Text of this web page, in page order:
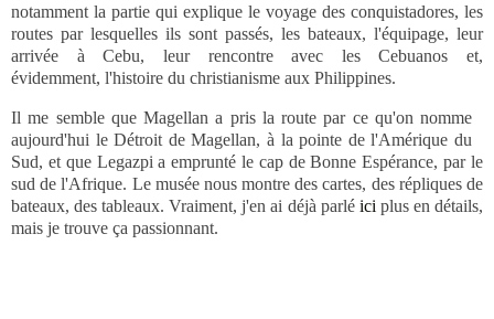
notamment la partie qui explique le voyage des conquistadores, les
routes par lesquelles ils sont passés, les bateaux, l'équipage, leur
arrivée à Cebu, leur rencontre avec les Cebuanos et,
évidemment, l'histoire du christianisme aux Philippines.
Il me semble que Magellan a pris la route par ce qu'on nomme
aujourd'hui le Détroit de Magellan, à la pointe de l'Amérique du
Sud, et que Legazpi a emprunté le cap de Bonne Espérance, par le
sud de l'Afrique. Le musée nous montre des cartes, des répliques de
bateaux, des tableaux. Vraiment, j'en ai déjà parlé ici plus en détails,
mais je trouve ça passionnant.